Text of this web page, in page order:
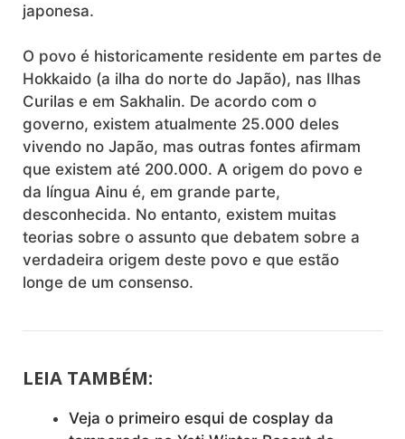
japonesa.
O povo é historicamente residente em partes de
Hokkaido (a ilha do norte do Japão), nas Ilhas
Curilas e em Sakhalin. De acordo com o
governo, existem atualmente 25.000 deles
vivendo no Japão, mas outras fontes afirmam
que existem até 200.000. A origem do povo e
da língua Ainu é, em grande parte,
desconhecida. No entanto, existem muitas
teorias sobre o assunto que debatem sobre a
verdadeira origem deste povo e que estão
longe de um consenso.
LEIA TAMBÉM:
Veja o primeiro esqui de cosplay da